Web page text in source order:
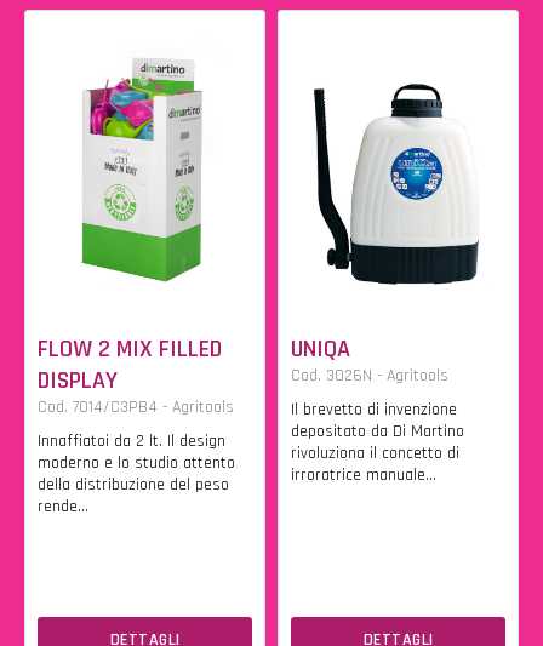
FLOW 2 MIX FILLED
DISPLAY
Cod. 7014/C3PB4 - Agritools
Innaffiatoi da 2 lt. Il design
moderno e lo studio attento
della distribuzione del peso
rende...
DETTAGLI
UNIQA
Cod. 3026N - Agritools
Il brevetto di invenzione
depositato da Di Martino
rivoluziona il concetto di
irroratrice manuale...
DETTAGLI